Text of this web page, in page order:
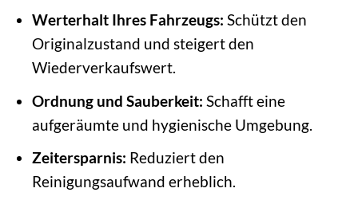
Werterhalt Ihres Fahrzeugs: Schützt den
Originalzustand und steigert den
Wiederverkaufswert.
Ordnung und Sauberkeit: Schafft eine
aufgeräumte und hygienische Umgebung.
Zeitersparnis: Reduziert den
Reinigungsaufwand erheblich.